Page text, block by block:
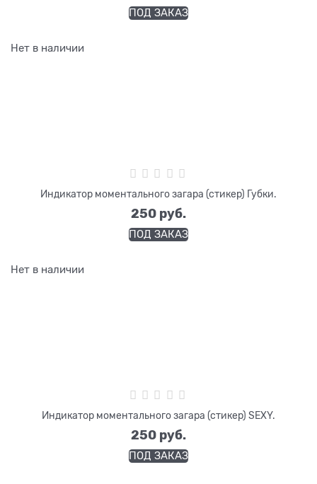
ПОД ЗАКАЗ
Нет в наличии
Индикатор моментального загара (стикер) Губки.
250 руб.
ПОД ЗАКАЗ
Нет в наличии
Индикатор моментального загара (стикер) SEXY.
250 руб.
ПОД ЗАКАЗ